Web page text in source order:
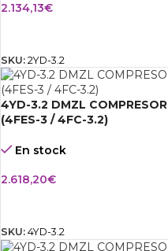
2.134,13€
SKU: 2YD-3.2
4YD-3.2 DMZL COMPRESOR
(4FES-3 / 4FC-3.2)
En stock
2.618,20€
SKU: 4YD-3.2